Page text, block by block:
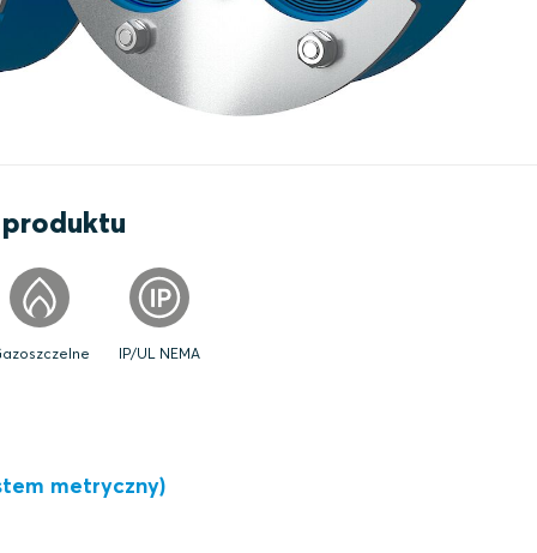
IP/UL NEMA
metryczny)